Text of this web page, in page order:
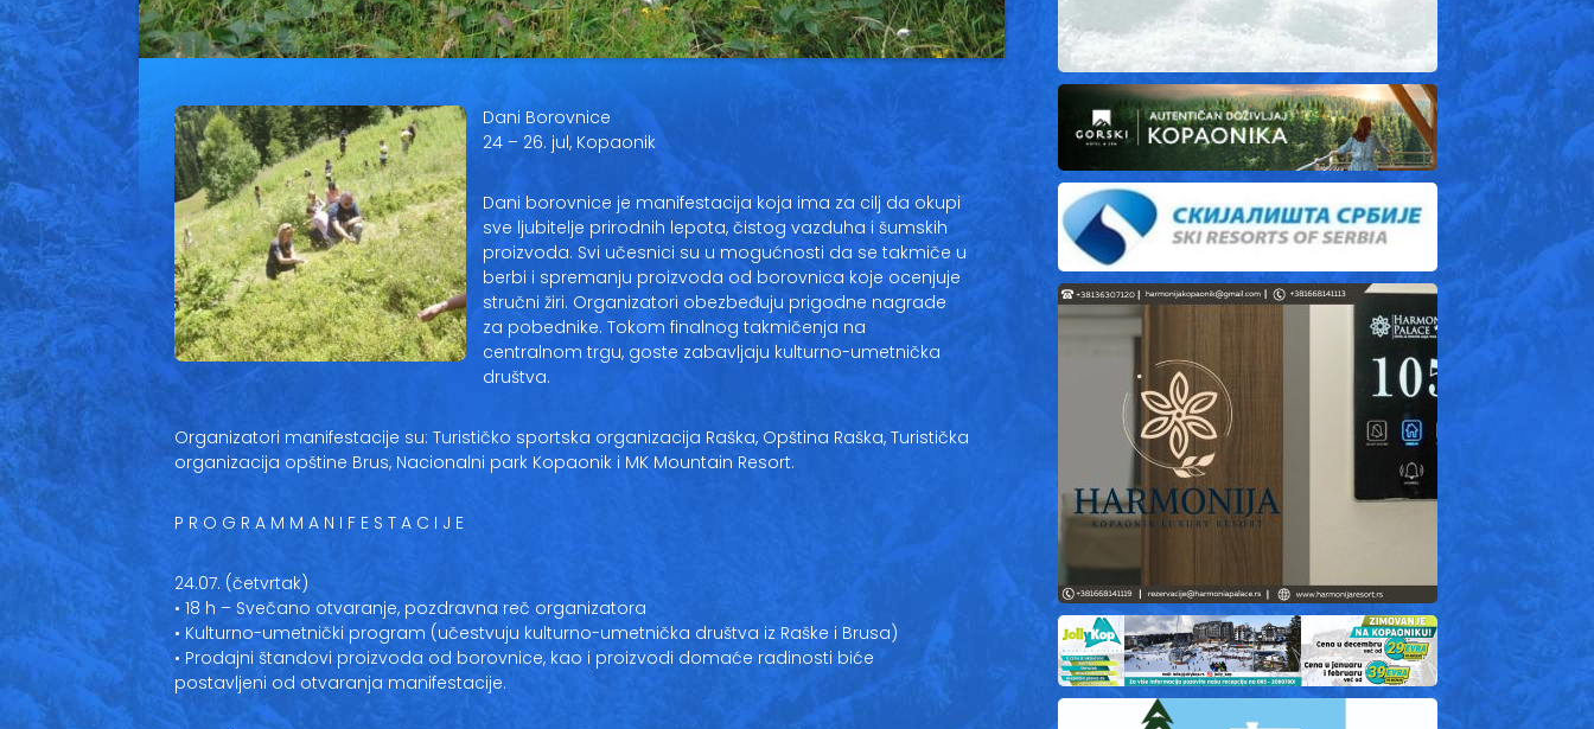
Dani Borovnice
24 – 26. jul, Kopaonik
Dani borovnice je manifestacija koja ima za cilj da okupi
sve ljubitelje prirodnih lepota, čistog vazduha i šumskih
proizvoda. Svi učesnici su u mogućnosti da se takmiče u
berbi i spremanju proizvoda od borovnica koje ocenjuje
stručni žiri. Organizatori obezbeđuju prigodne nagrade
za pobednike. Tokom finalnog takmičenja na
centralnom trgu, goste zabavljaju kulturno-umetnička
društva.
Organizatori manifestacije su: Turističko sportska organizacija Raška, Opština Raška, Turistička
organizacija opštine Brus, Nacionalni park Kopaonik i MK Mountain Resort.
P R O G R A M M A N I F E S T A C I J E
24.07. (četvrtak)
• 18 h – Svečano otvaranje, pozdravna reč organizatora
• Kulturno-umetnički program (učestvuju kulturno-umetnička društva iz Raške i Brusa)
• Prodajni štandovi proizvoda od borovnice, kao i proizvodi domaće radinosti biće
postavljeni od otvaranja manifestacije.